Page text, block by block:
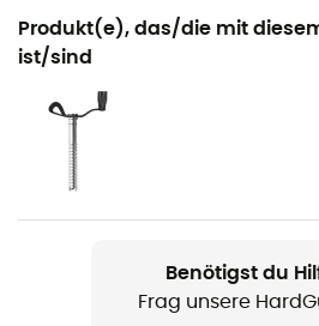
Geeignet für
Klettern / Sportklettern
Gewicht
Produkt
Pulp
EN 12275: 2013 / EN 566: 2017
Produkt(e), das/die mit
ist/sind
Benötigst du
Frag unsere